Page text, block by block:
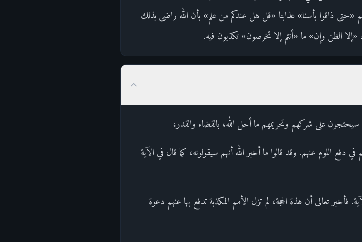
ذاقوا بأسنا» عذابنا «قل هل عندكم من علم» بأن الله راضى بذلك
الظن وإن» ما «أنتم إلا تخرصون» تكذبون فيه.
دفع اللوم عنهم. وقد قالوا ما أخبر الله أنهم سيقولونه، كما قال في الآية
فأخبر تعالى أن هذة الحجة، لم تزل الأمم المكذبة تدفع بها عنهم دعوة